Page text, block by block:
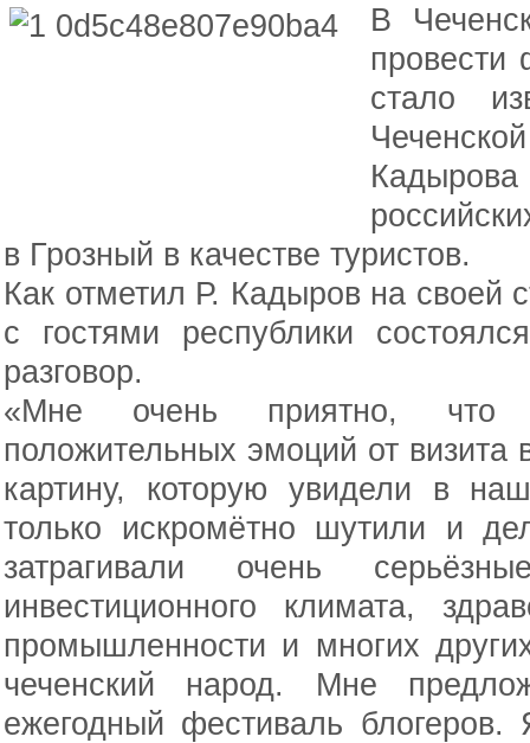
В
провести
стало
в Грозный в качестве туристов.
Как отметил Р. Кадыров на своей
с гостями республики
разговор.
«Мне очень приятно, что
положительных эмоций от
картину, которую увидели в
только искромётно шутили и
затрагивали очень
инвестиционного климата,
промышленности и многих
чеченский народ. Мне
ежегодный фестиваль